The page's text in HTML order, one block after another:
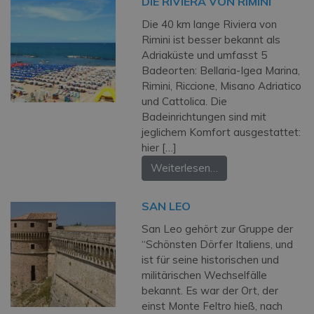
Die 40 km lange Riviera von
Rimini ist besser bekannt als
Adriaküste und umfasst 5
Badeorten: Bellaria-Igea Marina,
Rimini, Riccione, Misano Adriatico
und Cattolica. Die
Badeinrichtungen sind mit
jeglichem Komfort ausgestattet:
hier […]
Weiterlesen…
SAN LEO
San Leo gehört zur Gruppe der
“Schönsten Dörfer Italiens, und
ist für seine historischen und
militärischen Wechselfälle
bekannt. Es war der Ort, der
einst Monte Feltro hieß, nach